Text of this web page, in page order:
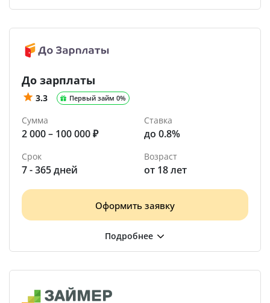
До зарплаты
3.3 Первый займ 0%
Сумма
2 000 – 100 000 ₽
Ставка
до 0.8%
Срок
7 - 365 дней
Возраст
от 18 лет
Оформить заявку